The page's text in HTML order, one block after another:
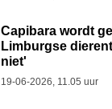
Capibara wordt
Limburgse
niet'
19-06-2026, 11.05 uur